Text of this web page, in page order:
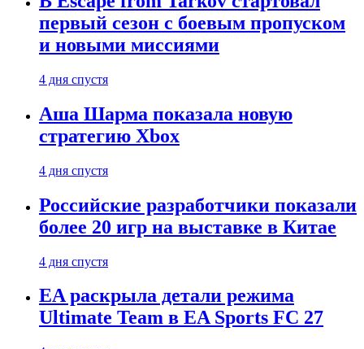
первый сезон с боевым пропуском
и новыми миссиями
4 дня спустя
Аша Шарма показала новую
стратегию Xbox
4 дня спустя
Российские разработчики показали
более 20 игр на выставке в Китае
4 дня спустя
EA раскрыла детали режима
Ultimate Team в EA Sports FC 27